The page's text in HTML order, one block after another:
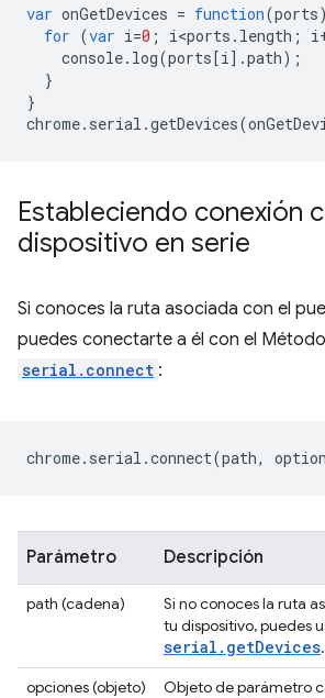
var onGetDevices = function(ports)
for (var i=0 ; i<ports . length ; i
console. log(ports[i].path);
}
}
chrome. serial .getDevices(
Estableciendo conexión
dispositivo en serie
Si conoces la ruta asociada con el
puedes conectarte a él con el Método
serial.connect :
chrome. serial .connect(path,
Parámetro Descripción
path (cadena)
Si no conoces la ruta
tu dispositivo, puedes
serial.getDevices.
opciones (objeto)
Objeto de parámetro